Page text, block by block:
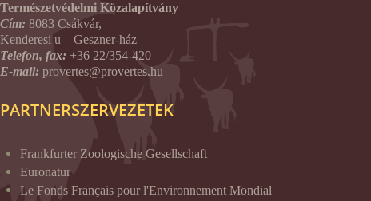
Természetvédelmi Közalapítvány
Cím: 8083 Csákvár,
Kenderesi u – Geszner-ház
Telefon, fax: +36 22/354-420
E-mail: provertes@provertes.hu
PARTNERSZERVEZETEK
Frankfurter Zoologische Gesellschaft
Euronatur
Le Fonds Français pour l'Environnement Mondial